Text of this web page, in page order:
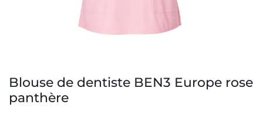
Blouse de dentiste BEN3 Europe rose
panthère